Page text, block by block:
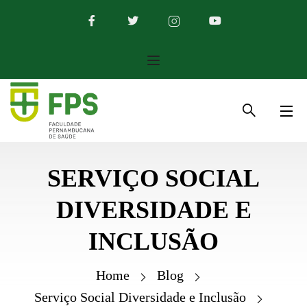
SERVIÇO SOCIAL
DIVERSIDADE E
INCLUSÃO
Home
Blog
Serviço Social Diversidade e Inclusão